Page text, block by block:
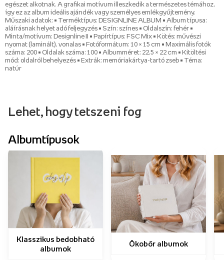
egészet alkotnak. A grafikai motívum illeszkedik a természetes témához,
így ez az album ideális ajándék vagy személyes emlékgyűjtemény.
Műszaki adatok: • Terméktípus: DESIGNLINE ALBUM • Album típusa:
aláírásnak helyet adó feljegyzés • Szín: színes • Oldalszín: fehér •
Minta/motívum: Designline II • Papírtípus: FSC Mix • Kötés: művészi
nyomat (laminált), vonalas • Fotóformátum: 10 × 15 cm • Maximális fotók
száma: 200 • Oldalak száma: 100 • Albumméret: 22,5 × 22 cm • Kitöltési
mód: oldalról behelyezés • Extrák: memóriakártya-tartó zseb • Téma:
natúr
Lehet, hogy tetszeni fog
Albumtípusok
Klasszikus bedobható
albumok
Ökobőr albumok